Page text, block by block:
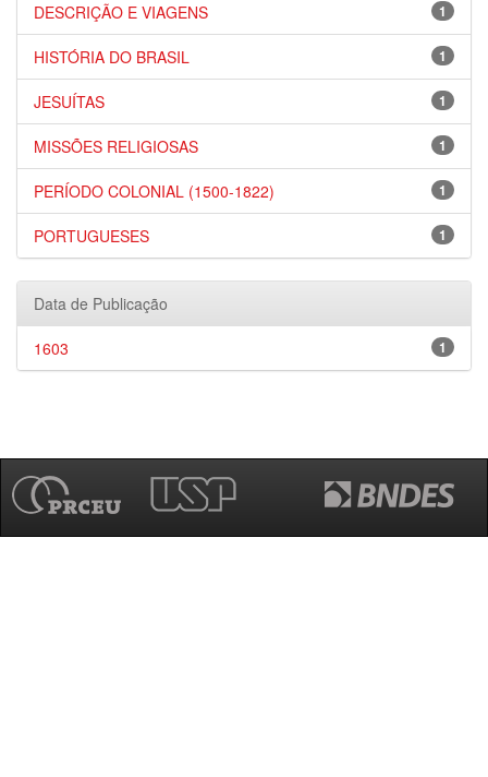
1
DESCRIÇÃO E VIAGENS
1
HISTÓRIA DO BRASIL
1
JESUÍTAS
1
MISSÕES RELIGIOSAS
1
PERÍODO COLONIAL (1500-1822)
1
PORTUGUESES
Data de Publicação
1
1603